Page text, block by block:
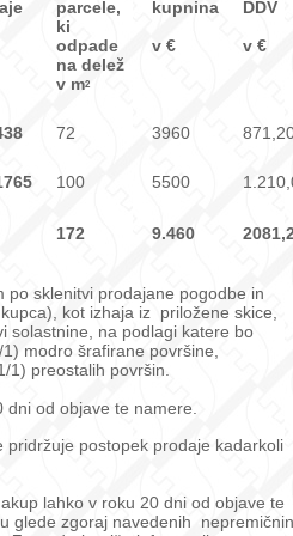
parcele,
ki
odpade
na delež
v m2
kupnina
v €
DDV
v €
72 3960
100 5500
172 9.460
po sklenitvi prodajane pogodbe in
kot izhaja iz priložene skice,
solastnine, na podlagi katere bo
modro šrafirane površine,
1) preostalih površin.
od objave te namere.
pridržuje postopek prodaje kadarkoli
lahko v roku 20 dni od objave te
glede zgoraj navedenih